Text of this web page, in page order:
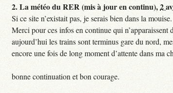
2.La météo du RER (mis à jour en continu),2
Si ce site n’existait pas, je serais bien dans la mouise.
Merci pour ces infos en continue qui
aujourd’hui les trains sont terminus gare du nord,
encore une fois de long moment d’attente dans ma
bonne continuation et bon courage.